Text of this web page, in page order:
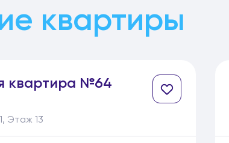
квартиры
квартира №64
Этаж 13